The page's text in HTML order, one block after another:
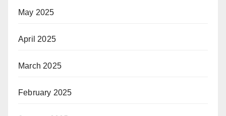
May 2025
April 2025
March 2025
February 2025